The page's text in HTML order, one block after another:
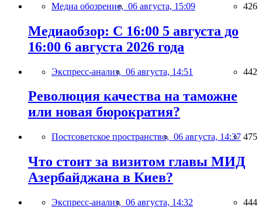
Медиа обозрение, 06 августа, 15:09 426
Медиаобзор: С 16:00 5 августа до
16:00 6 августа 2026 года
Экспресс-анализ, 06 августа, 14:51 442
Революция качества на таможне
или новая бюрократия?
Постсоветское пространство, 06 августа, 14:37 475
Что стоит за визитом главы МИД
Азербайджана в Киев?
Экспресс-анализ, 06 августа, 14:32 444